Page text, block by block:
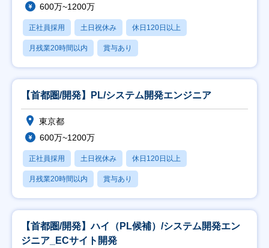
600万~1200万
正社員採用 土日祝休み 休日120日以上
月残業20時間以内 賞与あり
【首都圏/開発】PL/システム開発エンジニア
東京都
600万~1200万
正社員採用 土日祝休み 休日120日以上
月残業20時間以内 賞与あり
【首都圏/開発】ハイ（PL候補）/システム開発エン
ジニア_ECサイト開発